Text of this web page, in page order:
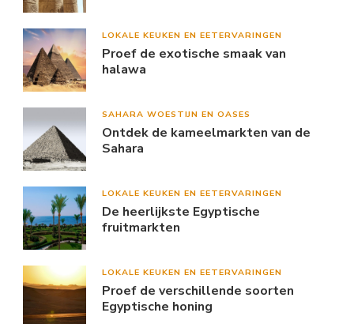
LOKALE KEUKEN EN EETERVARINGEN
Proef de exotische smaak van
halawa
SAHARA WOESTIJN EN OASES
Ontdek de kameelmarkten van de
Sahara
LOKALE KEUKEN EN EETERVARINGEN
De heerlijkste Egyptische
fruitmarkten
LOKALE KEUKEN EN EETERVARINGEN
Proef de verschillende soorten
Egyptische honing